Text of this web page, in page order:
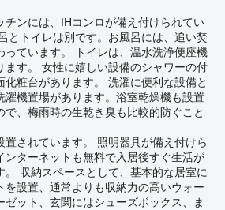
チンには、IHコンロが備え付けられてい
とトイレは別です。お風呂には、追い焚
っています。 トイレは、温水洗浄便座機
ます。 女性に嬉しい設備のシャワーの付
化粧台があります。 洗濯に便利な設備と
濯機置場があります。浴室乾燥機も設置
で、梅雨時の生乾き臭も比較的防ぐこと
置されています。 照明器具が備え付けら
ンターネットも無料で入居後すぐ生活が
。 収納スペースとして、基本的な居室に
を設置、通常よりも収納力の高いウォー
ゼット、玄関にはシューズボックス、ま